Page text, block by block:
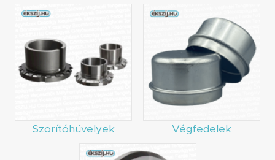
Szorítóhüvelyek Végfedelek